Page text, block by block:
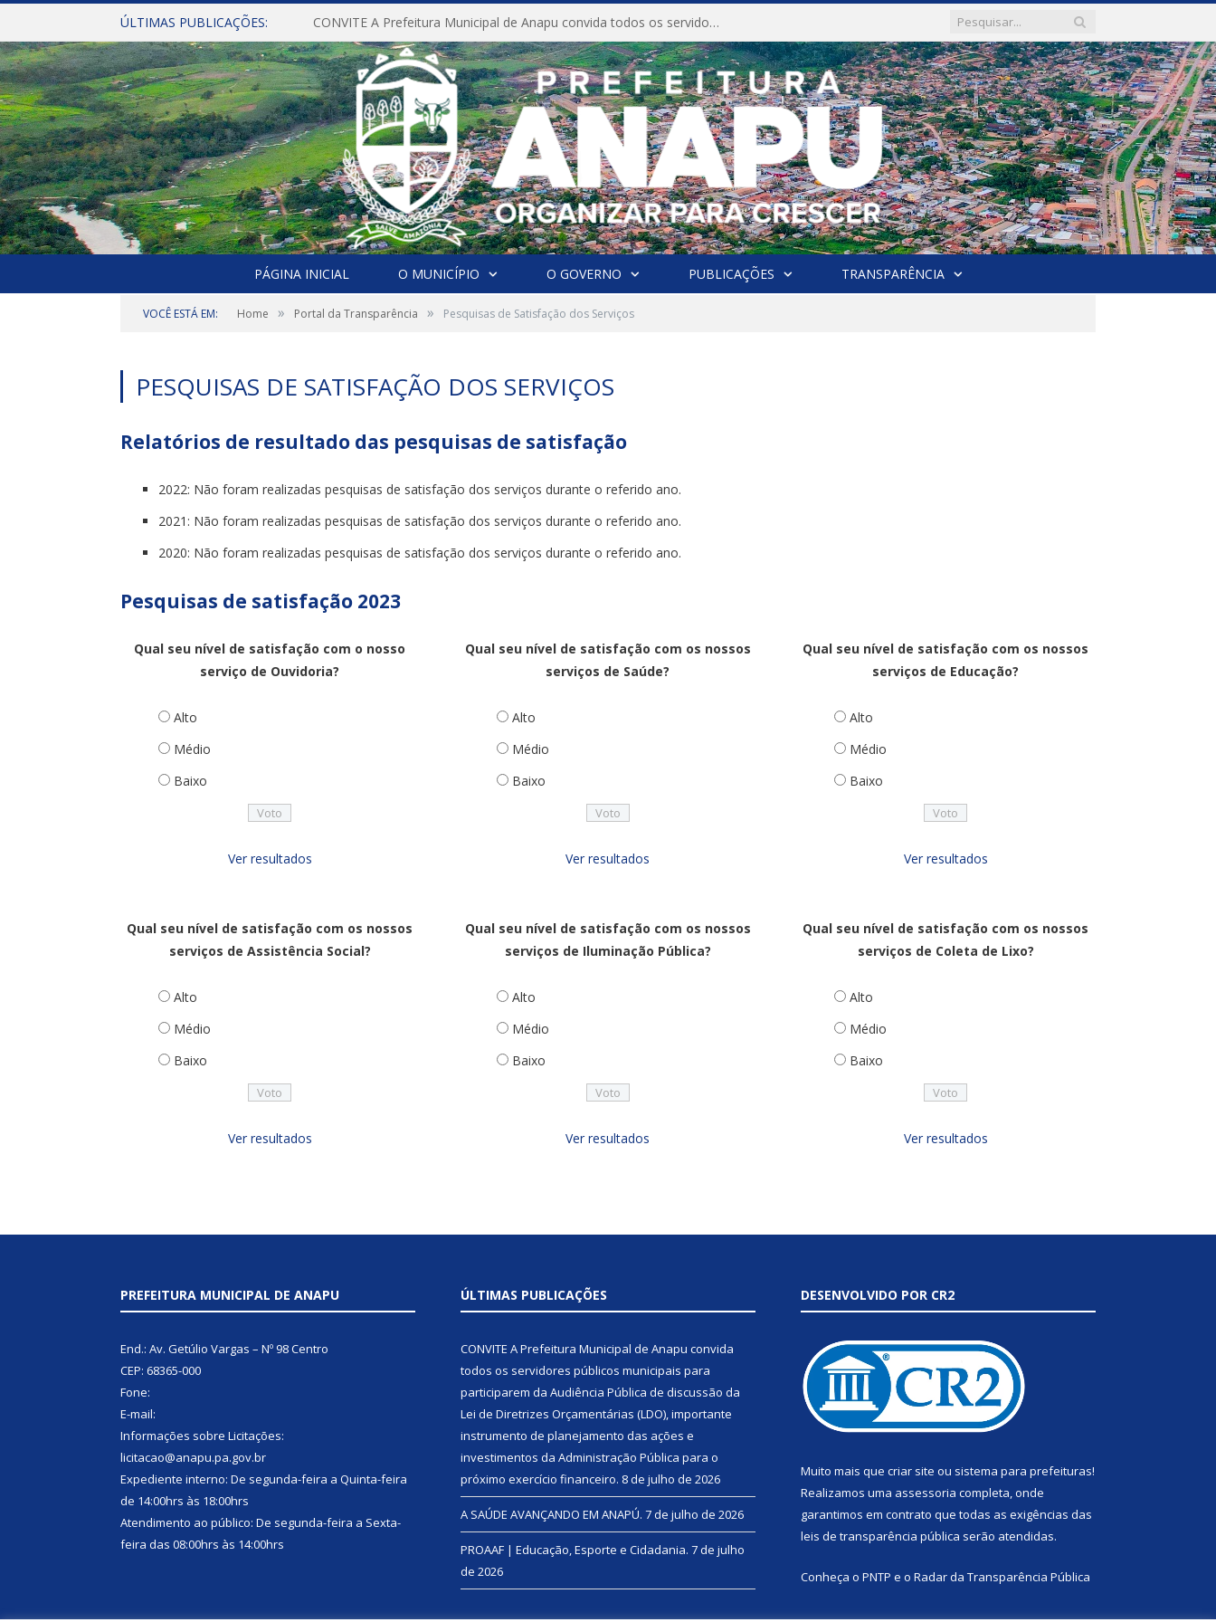
ÚLTIMAS PUBLICAÇÕES: CONVITE A Prefeitura Municipal de Anapu convida todos os servidores públicos municipais para participarem da Audiência Pública de discussão da Lei de Diretrizes Orçamentárias (LDO), importante instrumento de planejamento das ações e investimentos da Administração Pública para o próximo exercício financeiro.
PÁGINA INICIAL O MUNICÍPIO O GOVERNO PUBLICAÇÕES TRANSPARÊNCIA
VOCÊ ESTÁ EM: Home » Portal da Transparência » Pesquisas de Satisfação dos Serviços
PESQUISAS DE SATISFAÇÃO DOS SERVIÇOS
Relatórios de resultado das pesquisas de satisfação
2022: Não foram realizadas pesquisas de satisfação dos serviços durante o referido ano.
2021: Não foram realizadas pesquisas de satisfação dos serviços durante o referido ano.
2020: Não foram realizadas pesquisas de satisfação dos serviços durante o referido ano.
Pesquisas de satisfação 2023
Qual seu nível de satisfação com o nosso
serviço de Ouvidoria?
Alto
Médio
Baixo
Ver resultados
Qual seu nível de satisfação com os nossos
serviços de Saúde?
Alto
Médio
Baixo
Ver resultados
Qual seu nível de satisfação com os nossos
serviços de Educação?
Alto
Médio
Baixo
Ver resultados
Qual seu nível de satisfação com os nossos
serviços de Assistência Social?
Alto
Médio
Baixo
Ver resultados
Qual seu nível de satisfação com os nossos
serviços de Iluminação Pública?
Alto
Médio
Baixo
Ver resultados
Qual seu nível de satisfação com os nossos
serviços de Coleta de Lixo?
Alto
Médio
Baixo
Ver resultados
PREFEITURA MUNICIPAL DE ANAPU
End.: Av. Getúlio Vargas – Nº 98 Centro
CEP: 68365-000
Fone:
E-mail:
Informações sobre Licitações:
licitacao@anapu.pa.gov.br
Expediente interno: De segunda-feira a Quinta-feira
de 14:00hrs às 18:00hrs
Atendimento ao público: De segunda-feira a Sexta-
feira das 08:00hrs às 14:00hrs
ÚLTIMAS PUBLICAÇÕES
CONVITE A Prefeitura Municipal de Anapu convida
todos os servidores públicos municipais para
participarem da Audiência Pública de discussão da
Lei de Diretrizes Orçamentárias (LDO), importante
instrumento de planejamento das ações e
investimentos da Administração Pública para o
próximo exercício financeiro. 8 de julho de 2026
A SAÚDE AVANÇANDO EM ANAPÚ. 7 de julho de 2026
PROAAF | Educação, Esporte e Cidadania. 7 de julho
de 2026
DESENVOLVIDO POR CR2
Muito mais que criar site ou sistema para prefeituras!
Realizamos uma assessoria completa, onde
garantimos em contrato que todas as exigências das
leis de transparência pública serão atendidas.
Conheça o PNTP e o Radar da Transparência Pública